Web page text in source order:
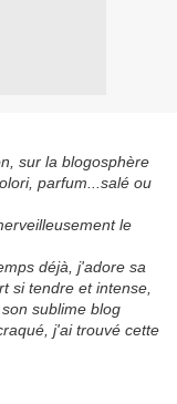
sur la blogosphère
parfum...salé ou
le
déjà, j'adore sa
si tendre et intense,
sublime blog
j'ai trouvé cette